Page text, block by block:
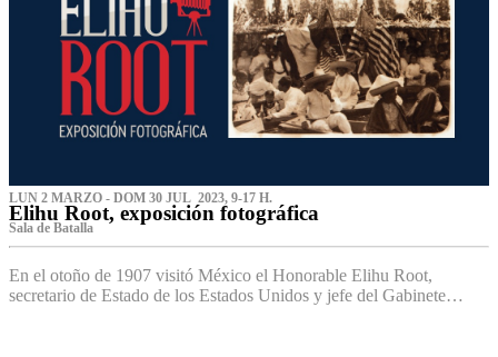
LUN 2 MARZO - DOM 30 JUL 2023, 9-17 H.
Elihu Root, exposición fotográfica
Sala de Batalla
En el otoño de 1907 visitó México el Honorable Elihu Root,
secretario de Estado de los Estados Unidos y jefe del Gabinete…